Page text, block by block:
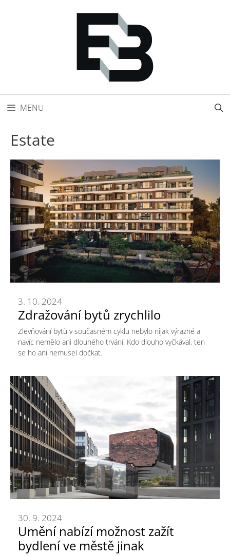
MENU
Estate
Zdražování bytů zrychlilo
3. 10. 2024
Zlevňování bytů v současném cyklu nebylo nijak výrazné a
navíc nemělo ani dlouhého trvání. Kdo dlouho vyčkával, ten
se ho ani nemusel dočkat.
Umění nabízí možnost zažít
bydlení ve městě jinak
30. 9. 2024